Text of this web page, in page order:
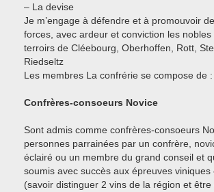
– La devise
Je m’engage à défendre et à promouvoir
forces, avec ardeur et conviction les
terroirs de Cléebourg, Oberhoffen, Rott,
Riedseltz
Les membres La confrérie se compose de :
Confrères-consoeurs Novice
Sont admis comme confrères-consoeurs
personnes parrainées par un confrère,
éclairé ou un membre du grand conseil et
soumis avec succès aux épreuves viniques
(savoir distinguer 2 vins de la région et être